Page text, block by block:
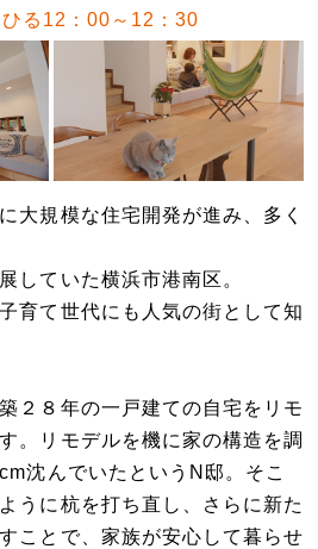
る12：00～12：30
大規模な住宅開発が進み、多く
していた横浜市港南区。
育て世代にも人気の街として知
２８年の一戸建ての自宅をリモ
。リモデルを機に家の構造を調
沈んでいたというN邸。そこ
うに杭を打ち直し、さらに新た
ことで、家族が安心して暮らせ